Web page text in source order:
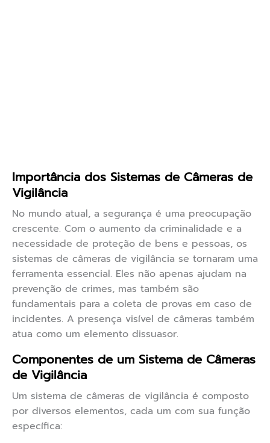
Importância dos Sistemas de Câmeras de
Vigilância
No mundo atual, a segurança é uma preocupação
crescente. Com o aumento da criminalidade e a
necessidade de proteção de bens e pessoas, os
sistemas de câmeras de vigilância se tornaram uma
ferramenta essencial. Eles não apenas ajudam na
prevenção de crimes, mas também são
fundamentais para a coleta de provas em caso de
incidentes. A presença visível de câmeras também
atua como um elemento dissuasor.
Componentes de um Sistema de Câmeras
de Vigilância
Um sistema de câmeras de vigilância é composto
por diversos elementos, cada um com sua função
específica: